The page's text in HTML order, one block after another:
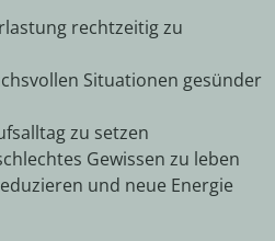
rechtzeitig zu
Situationen gesünder
zu setzen
Gewissen zu leben
und neue Energie